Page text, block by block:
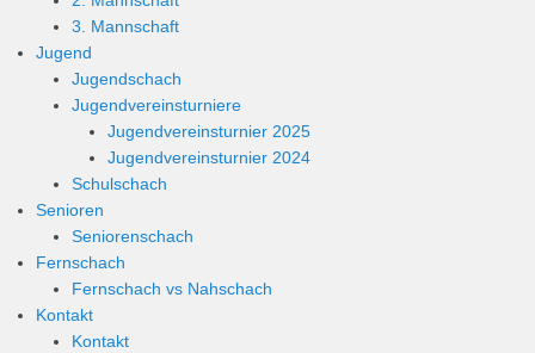
3. Mannschaft
Jugend
Jugendschach
Jugendvereinsturniere
Jugendvereinsturnier 2025
Jugendvereinsturnier 2024
Schulschach
Senioren
Seniorenschach
Fernschach
Fernschach vs Nahschach
Kontakt
Kontakt